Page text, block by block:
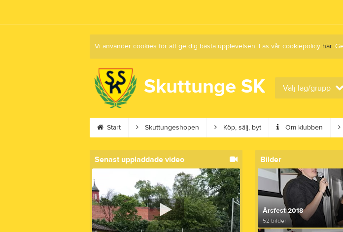
Vi använder cookies för att ge dig bästa upplevelsen. Läs vår cookiepolicy här.
Skuttunge SK Välj lag/grupp
Start Skuttungeshopen Köp, sälj, byt Om klubben
Senast uppladdade video Bilder
Årsfest 2018
52 bilder